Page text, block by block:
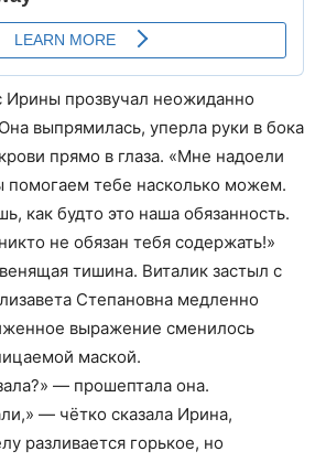
Ирины прозвучал неожиданно
выпрямилась, уперла руки в бока
прямо в глаза. «Мне надоели
помогаем тебе насколько можем.
как будто это наша обязанность.
не обязан тебя содержать!»
тишина. Виталик застыл с
Степановна медленно
выражение сменилось
маской.
— прошептала она.
— чётко сказала Ирина,
разливается горькое, но